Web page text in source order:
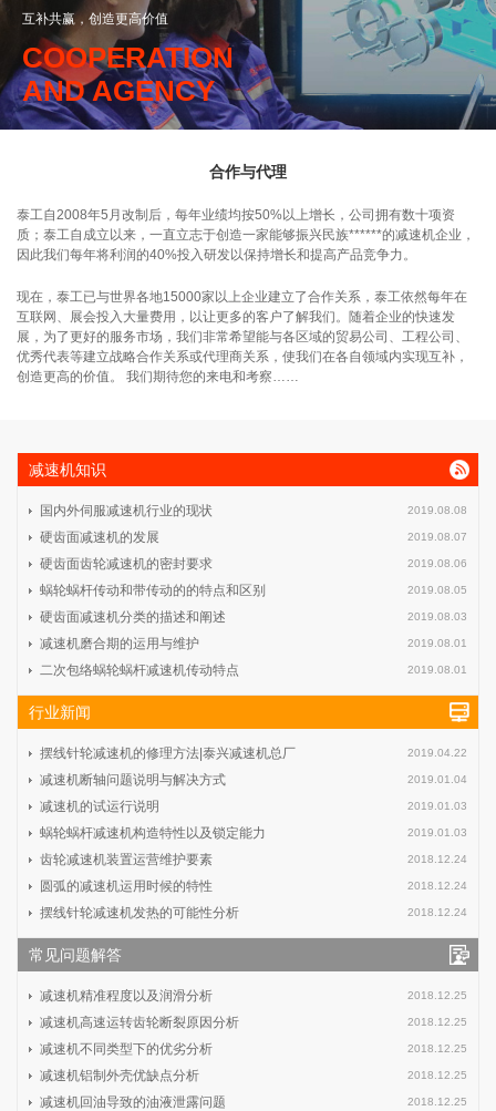
互补共赢，创造更高价值
COOPERATION
AND AGENCY
合作与代理
泰工自2008年5月改制后，每年业绩均按50%以上增长，公司拥有数十项资
质；泰工自成立以来，一直立志于创造一家能够振兴民族******的减速机企业，
因此我们每年将利润的40%投入研发以保持增长和提高产品竞争力。
现在，泰工已与世界各地15000家以上企业建立了合作关系，泰工依然每年在
互联网、展会投入大量费用，以让更多的客户了解我们。随着企业的快速发
展，为了更好的服务市场，我们非常希望能与各区域的贸易公司、工程公司、
优秀代表等建立战略合作关系或代理商关系，使我们在各自领域内实现互补，
创造更高的价值。 我们期待您的来电和考察……
减速机知识
2019.08.08
国内外伺服减速机行业的现状
2019.08.07
硬齿面减速机的发展
2019.08.06
硬齿面齿轮减速机的密封要求
2019.08.05
蜗轮蜗杆传动和带传动的的特点和区别
2019.08.03
硬齿面减速机分类的描述和阐述
2019.08.01
减速机磨合期的运用与维护
2019.08.01
二次包络蜗轮蜗杆减速机传动特点
行业新闻
2019.04.22
摆线针轮减速机的修理方法|泰兴减速机总厂
2019.01.04
减速机断轴问题说明与解决方式
2019.01.03
减速机的试运行说明
2019.01.03
蜗轮蜗杆减速机构造特性以及锁定能力
2018.12.24
齿轮减速机装置运营维护要素
2018.12.24
圆弧的减速机运用时候的特性
2018.12.24
摆线针轮减速机发热的可能性分析
常见问题解答
2018.12.25
减速机精准程度以及润滑分析
2018.12.25
减速机高速运转齿轮断裂原因分析
2018.12.25
减速机不同类型下的优劣分析
2018.12.25
减速机铝制外壳优缺点分析
2018.12.25
减速机回油导致的油液泄露问题